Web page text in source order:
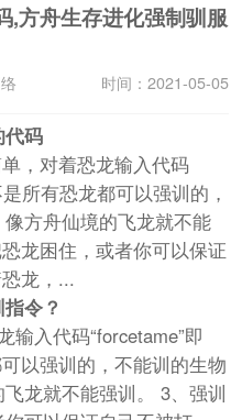
,方舟生存进化强制驯服
时间：2021-05-05
代码
，对着恐龙输入代码
所有恐龙都可以强训的，
方舟仙境的飞龙就不能
龙困住，或者你可以保证
龙，...
令？
输入代码“forcetame”即
以强训的，不能训的生物
龙就不能强训。 3、强训